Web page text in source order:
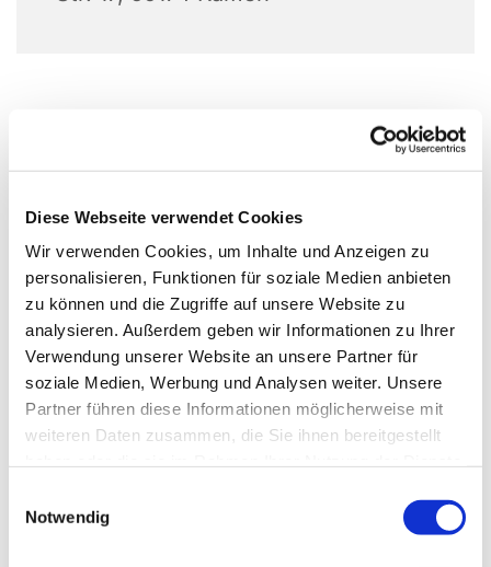
Diese Webseite verwendet Cookies
Wir verwenden Cookies, um Inhalte und Anzeigen zu
personalisieren, Funktionen für soziale Medien anbieten
zu können und die Zugriffe auf unsere Website zu
analysieren. Außerdem geben wir Informationen zu Ihrer
Verwendung unserer Website an unsere Partner für
soziale Medien, Werbung und Analysen weiter. Unsere
Partner führen diese Informationen möglicherweise mit
weiteren Daten zusammen, die Sie ihnen bereitgestellt
Notwendig